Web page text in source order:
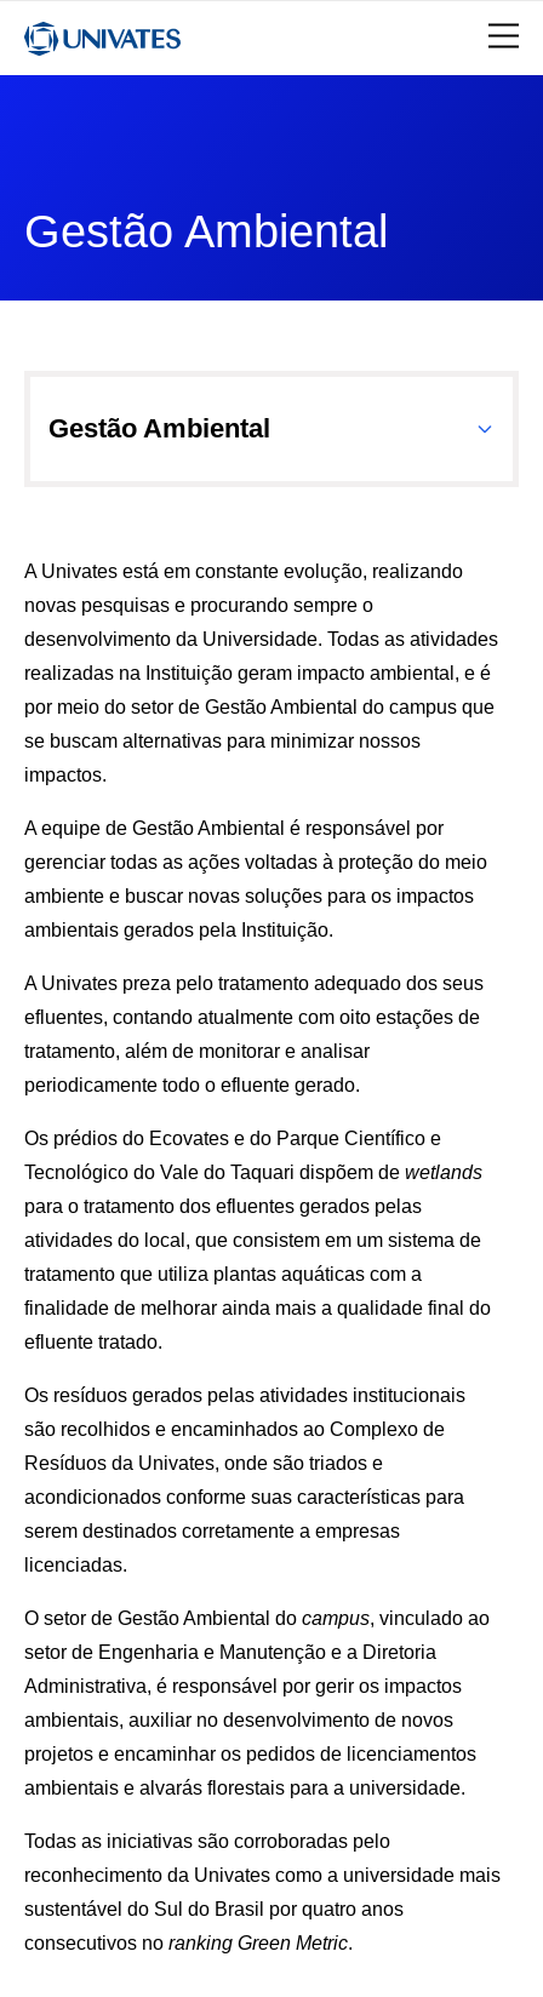
Gestão Ambiental
A Univates está em constante evolução, realizando
novas pesquisas e procurando sempre o
desenvolvimento da Universidade. Todas as atividades
realizadas na Instituição geram impacto ambiental, e é
por meio do setor de Gestão Ambiental do campus que
se buscam alternativas para minimizar nossos
impactos.
A equipe de Gestão Ambiental é responsável por
gerenciar todas as ações voltadas à proteção do meio
ambiente e buscar novas soluções para os impactos
ambientais gerados pela Instituição.
A Univates preza pelo tratamento adequado dos seus
efluentes, contando atualmente com oito estações de
tratamento, além de monitorar e analisar
periodicamente todo o efluente gerado.
Os prédios do Ecovates e do Parque Científico e
Tecnológico do Vale do Taquari dispõem de wetlands
para o tratamento dos efluentes gerados pelas
atividades do local, que consistem em um sistema de
tratamento que utiliza plantas aquáticas com a
finalidade de melhorar ainda mais a qualidade final do
efluente tratado.
Os resíduos gerados pelas atividades institucionais
são recolhidos e encaminhados ao Complexo de
Resíduos da Univates, onde são triados e
acondicionados conforme suas características para
serem destinados corretamente a empresas
licenciadas.
O setor de Gestão Ambiental do campus, vinculado ao
setor de Engenharia e Manutenção e a Diretoria
Administrativa, é responsável por gerir os impactos
ambientais, auxiliar no desenvolvimento de novos
projetos e encaminhar os pedidos de licenciamentos
ambientais e alvarás florestais para a universidade.
Todas as iniciativas são corroboradas pelo
reconhecimento da Univates como a universidade mais
sustentável do Sul do Brasil por quatro anos
consecutivos no ranking Green Metric.
Gestão Ambiental